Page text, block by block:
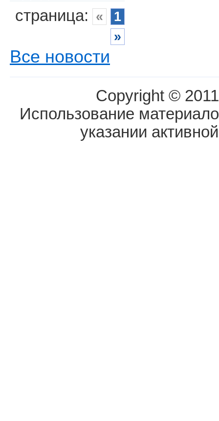
страница: «
1
»
Все новости
Copyright ©
Использование
указании